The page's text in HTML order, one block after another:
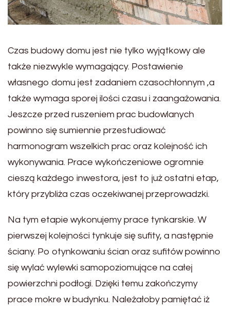
Czas budowy domu jest nie tylko wyjątkowy ale
także niezwykle wymagający. Postawienie
własnego domu jest zadaniem czasochłonnym ,a
także wymaga sporej ilości czasu i zaangażowania.
Jeszcze przed ruszeniem prac budowlanych
powinno się sumiennie przestudiować
harmonogram wszelkich prac oraz kolejność ich
wykonywania. Prace wykończeniowe ogromnie
cieszą każdego inwestora, jest to już ostatni etap,
który przybliża czas oczekiwanej przeprowadzki.
Na tym etapie wykonujemy prace tynkarskie. W
pierwszej kolejności tynkuje się sufity, a następnie
ściany. Po otynkowaniu ścian oraz sufitów powinno
się wylać wylewki samopoziomujące na całej
powierzchni podłogi. Dzięki temu zakończymy
prace mokre w budynku. Należałoby pamiętać iż